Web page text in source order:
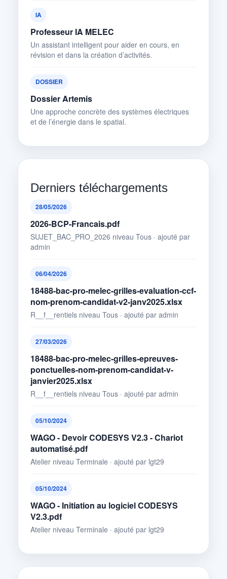
IA
Professeur IA MELEC
Un assistant intelligent pour aider en cours, en
révision et dans la création d’activités.
DOSSIER
Dossier Artemis
Une approche concrète des systèmes électriques
et de l’énergie dans le spatial.
Derniers téléchargements
28/05/2026
2026-BCP-Francais.pdf
SUJET_BAC_PRO_2026 niveau Tous · ajouté par
admin
06/04/2026
18488-bac-pro-melec-grilles-evaluation-ccf-
nom-prenom-candidat-v2-janv2025.xlsx
R__f__rentiels niveau Tous · ajouté par admin
27/03/2026
18488-bac-pro-melec-grilles-epreuves-
ponctuelles-nom-prenom-candidat-v-
janvier2025.xlsx
R__f__rentiels niveau Tous · ajouté par admin
05/10/2024
WAGO - Devoir CODESYS V2.3 - Chariot
automatisé.pdf
Atelier niveau Terminale · ajouté par lgt29
05/10/2024
WAGO - Initiation au logiciel CODESYS
V2.3.pdf
Atelier niveau Terminale · ajouté par lgt29